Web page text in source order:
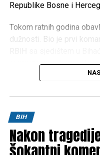
Republike Bosne i
Tokom ratnih godina
dužnosti. Bio je prvi
organizaciji odbrane
Četvrtim
politička pitanja
Za doprinos u odbrani
brojnim vojnim i
kao jedan od ključnih
BIH
Nakon